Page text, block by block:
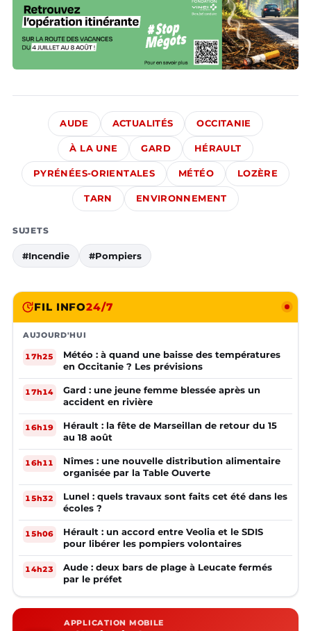
AUDE ACTUALITÉS OCCITANIE
À LA UNE GARD HÉRAULT
PYRÉNÉES-ORIENTALES MÉTÉO LOZÈRE
TARN ENVIRONNEMENT
SUJETS
#Incendie #Pompiers
FIL INFO24/7
AUJOURD'HUI
17h25
Météo : à quand une baisse des températures
en Occitanie ? Les prévisions
17h14
Gard : une jeune femme blessée après un
accident en rivière
16h19
Hérault : la fête de Marseillan de retour du 15
au 18 août
16h11
Nîmes : une nouvelle distribution alimentaire
organisée par la Table Ouverte
15h32
Lunel : quels travaux sont faits cet été dans les
écoles ?
15h06
Hérault : un accord entre Veolia et le SDIS
pour libérer les pompiers volontaires
14h23
Aude : deux bars de plage à Leucate fermés
par le préfet
APPLICATION MOBILE